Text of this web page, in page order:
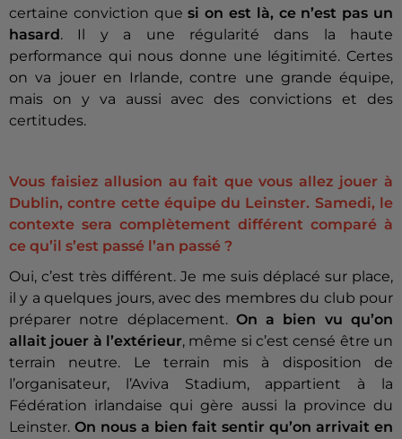
certaine conviction quesi on est là, ce n’est pas un
hasard . Il y a une régularité dans la haute
performance qui nous donne une légitimité. Certes
on va jouer en Irlande, contre une grande équipe,
mais on y va aussi avec des convictions et des
certitudes.
Vous faisiez allusion au fait que vous allez jouer à
Dublin, contre cette équipe du Leinster. Samedi, le
contexte sera complètement différent comparé à
ce qu’il s’est passé l’an passé ?
Oui, c’est très différent. Je me suis déplacé sur place,
il y a quelques jours, avec des membres du club pour
préparer notre déplacement. On a bien vu qu’on
allait jouer à l’extérieur, même si c’est censé être un
terrain neutre. Le terrain mis à disposition de
l’organisateur, l’Aviva Stadium, appartient à la
Fédération irlandaise qui gère aussi la province du
Leinster. On nous a bien fait sentir qu’on arrivait en